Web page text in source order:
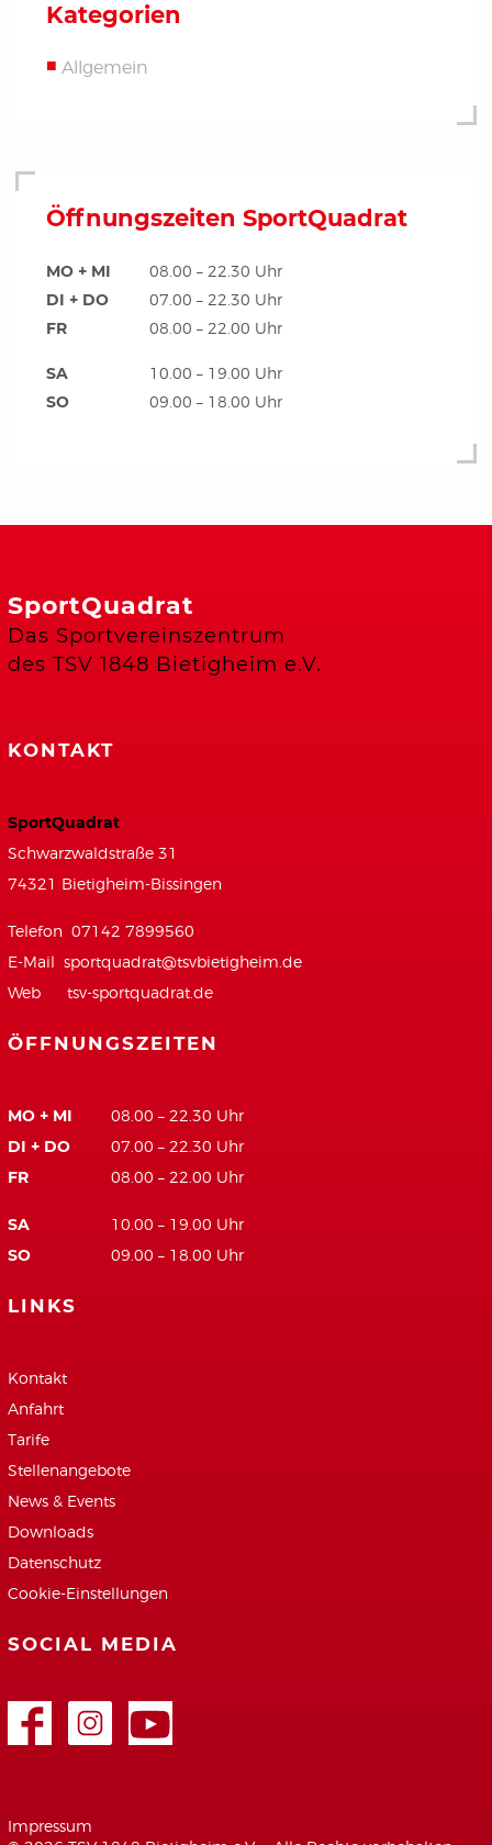
Kategorien
Allgemein
Öffnungszeiten SportQuadrat
MO + MI 08.00 – 22.30 Uhr
DI + DO 07.00 – 22.30 Uhr
FR 08.00 – 22.00 Uhr
SA 10.00 – 19.00 Uhr
SO 09.00 – 18.00 Uhr
SportQuadrat
Das Sportvereinszentrum
des TSV 1848 Bietigheim e.V.
KONTAKT
SportQuadrat
Schwarzwaldstraße 31
74321 Bietigheim-Bissingen
Telefon 07142 7899560
E-Mail sportquadrat@tsvbietigheim.de
Web tsv-sportquadrat.de
ÖFFNUNGSZEITEN
MO + MI 08.00 – 22.30 Uhr
DI + DO 07.00 – 22.30 Uhr
FR 08.00 – 22.00 Uhr
SA 10.00 – 19.00 Uhr
SO 09.00 – 18.00 Uhr
LINKS
Kontakt
Anfahrt
Tarife
Stellenangebote
News & Events
Downloads
Datenschutz
Cookie-Einstellungen
SOCIAL MEDIA
Google+ Youtube
Impressum